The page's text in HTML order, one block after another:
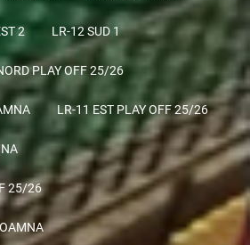
2 LR-12 SUD 1
PLAY OFF 25/26
LR-11 EST PLAY OFF 25/26
25/26